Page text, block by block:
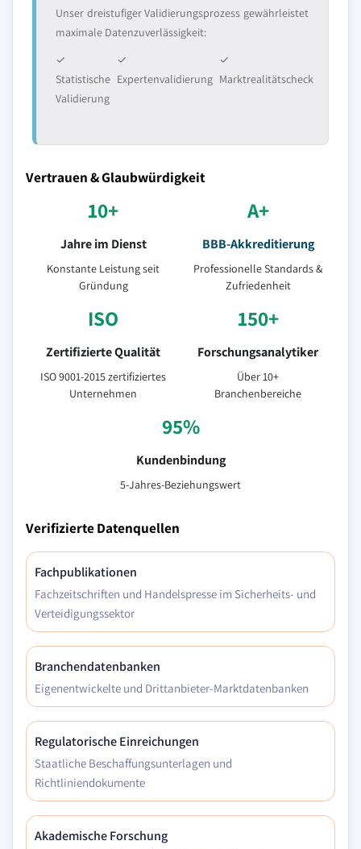
Unser dreistufiger Validierungsprozess gewährleistet
maximale Datenzuverlässigkeit:
✓
Statistische
Validierung
✓
Expertenvalidierung
✓
Marktrealitätscheck
Vertrauen & Glaubwürdigkeit
10+
Jahre im Dienst
Konstante Leistung seit
Gründung
A+
BBB-Akkreditierung
Professionelle Standards &
Zufriedenheit
ISO
Zertifizierte Qualität
ISO 9001-2015 zertifiziertes
Unternehmen
150+
Forschungsanalytiker
Über 10+
Branchenbereiche
95%
Kundenbindung
5-Jahres-Beziehungswert
Verifizierte Datenquellen
Fachpublikationen
Fachzeitschriften und Handelspresse im Sicherheits- und
Verteidigungssektor
Branchendatenbanken
Eigenentwickelte und Drittanbieter-Marktdatenbanken
Regulatorische Einreichungen
Staatliche Beschaffungsunterlagen und
Richtliniendokumente
Akademische Forschung